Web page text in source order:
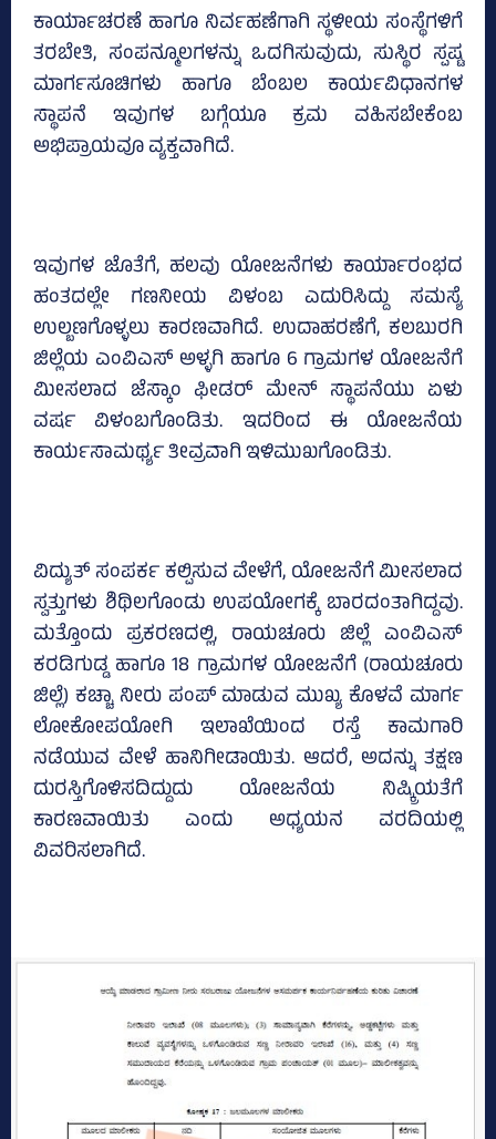
ಕಾರ್ಯಾಚರಣೆ ಹಾಗೂ ನಿರ್ವಹಣೆಗಾಗಿ ಸ್ಥಳೀಯ ಸಂಸ್ಥೆಗಳಿಗೆ
ತರಬೇತಿ, ಸಂಪನ್ಮೂಲಗಳನ್ನು ಒದಗಿಸುವುದು, ಸುಸ್ಥಿರ ಸ್ಪಷ್ಟ
ಮಾರ್ಗಸೂಚಿಗಳು ಹಾಗೂ ಬೆಂಬಲ ಕಾರ್ಯವಿಧಾನಗಳ
ಸ್ಥಾಪನೆ ಇವುಗಳ ಬಗ್ಗೆಯೂ ಕ್ರಮ ವಹಿಸಬೇಕೆಂಬ
ಅಭಿಪ್ರಾಯವೂ ವ್ಯಕ್ತವಾಗಿದೆ.
ಇವುಗಳ ಜೊತೆಗೆ, ಹಲವು ಯೋಜನೆಗಳು ಕಾರ್ಯಾರಂಭದ
ಹಂತದಲ್ಲೇ ಗಣನೀಯ ವಿಳಂಬ ಎದುರಿಸಿದ್ದು ಸಮಸ್ಯೆ
ಉಲ್ಬಣಗೊಳ್ಳಲು ಕಾರಣವಾಗಿದೆ. ಉದಾಹರಣೆಗೆ, ಕಲಬುರಗಿ
ಜಿಲ್ಲೆಯ ಎಂವಿಎಸ್ ಅಳ್ಳಗಿ ಹಾಗೂ 6 ಗ್ರಾಮಗಳ ಯೋಜನೆಗೆ
ಮೀಸಲಾದ ಜೆಸ್ಕಾಂ ಫೀಡರ್ ಮೇನ್ ಸ್ಥಾಪನೆಯು ಏಳು
ವರ್ಷ ವಿಳಂಬಗೊಂಡಿತು. ಇದರಿಂದ ಈ ಯೋಜನೆಯ
ಕಾರ್ಯಸಾಮರ್ಥ್ಯ ತೀವ್ರವಾಗಿ ಇಳಿಮುಖಗೊಂಡಿತು.
ವಿದ್ಯುತ್ ಸಂಪರ್ಕ ಕಲ್ಪಿಸುವ ವೇಳೆಗೆ, ಯೋಜನೆಗೆ ಮೀಸಲಾದ
ಸ್ವತ್ತುಗಳು ಶಿಥಿಲಗೊಂಡು ಉಪಯೋಗಕ್ಕೆ ಬಾರದಂತಾಗಿದ್ದವು.
ಮತ್ತೊಂದು ಪ್ರಕರಣದಲ್ಲಿ, ರಾಯಚೂರು ಜಿಲ್ಲೆ ಎಂವಿಎಸ್
ಕರಡಿಗುಡ್ಡ ಹಾಗೂ 18 ಗ್ರಾಮಗಳ ಯೋಜನೆಗೆ (ರಾಯಚೂರು
ಜಿಲ್ಲೆ) ಕಚ್ಚಾ ನೀರು ಪಂಪ್ ಮಾಡುವ ಮುಖ್ಯ ಕೊಳವೆ ಮಾರ್ಗ
ಲೋಕೋಪಯೋಗಿ ಇಲಾಖೆಯಿಂದ ರಸ್ತೆ ಕಾಮಗಾರಿ
ನಡೆಯುವ ವೇಳೆ ಹಾನಿಗೀಡಾಯಿತು. ಆದರೆ, ಅದನ್ನು ತಕ್ಷಣ
ದುರಸ್ತಿಗೊಳಿಸದಿದ್ದುದು ಯೋಜನೆಯ ನಿಷ್ಕ್ರಿಯತೆಗೆ
ಕಾರಣವಾಯಿತು ಎಂದು ಅಧ್ಯಯನ ವರದಿಯಲ್ಲಿ
ವಿವರಿಸಲಾಗಿದೆ.